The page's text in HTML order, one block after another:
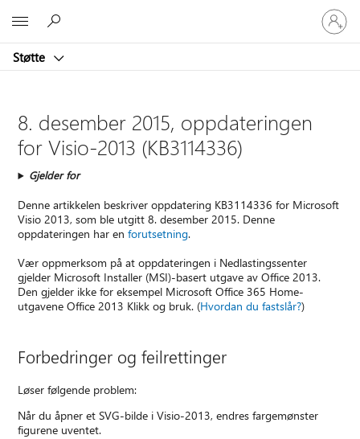
Støtte
Logg
på
kontoen
8. desember 2015, oppdateringen
for Visio-2013 (KB3114336)
Gjelder for
Denne artikkelen beskriver oppdatering KB3114336 for Microsoft
Visio 2013, som ble utgitt 8. desember 2015. Denne
oppdateringen har enforutsetning.
Vær oppmerksom på at oppdateringen i Nedlastingssenter
gjelder Microsoft Installer (MSI)-basert utgave av Office 2013.
Den gjelder ikke for eksempel Microsoft Office 365 Home-
utgavene Office 2013 Klikk og bruk. (Hvordan du fastslår?)
Forbedringer og feilrettinger
Løser følgende problem:
Når du åpner et SVG-bilde i Visio-2013, endres fargemønster
figurene uventet.